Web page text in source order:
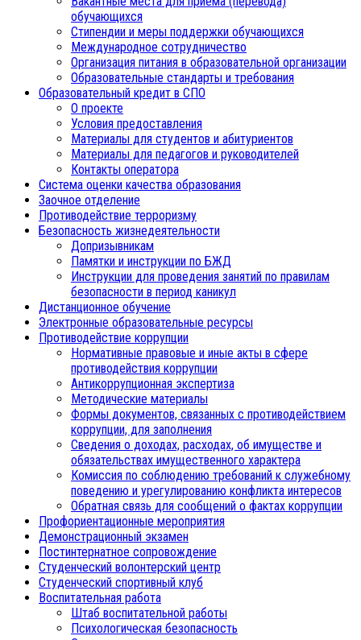
обучающихся
Стипендии и меры поддержки обучающихся
Международное сотрудничество
Организация питания в образовательной организации
Образовательные стандарты и требования
Образовательный кредит в СПО
О проекте
Условия предоставления
Материалы для студентов и абитуриентов
Материалы для педагогов и руководителей
Контакты оператора
Система оценки качества образования
Заочное отделение
Противодействие терроризму
Безопасность жизнедеятельности
Допризывникам
Памятки и инструкции по БЖД
Инструкции для проведения занятий по правилам
безопасности в период каникул
Дистанционное обучение
Электронные образовательные ресурсы
Противодействие коррупции
Нормативные правовые и иные акты в сфере
противодействия коррупции
Антикоррупционная экспертиза
Методические материалы
Формы документов, связанных с противодействием
коррупции, для заполнения
Сведения о доходах, расходах, об имуществе и
обязательствах имущественного характера
Комиссия по соблюдению требований к служебному
поведению и урегулированию конфликта интересов
Обратная связь для сообщений о фактах коррупции
Профориентационные мероприятия
Демонстрационный экзамен
Постинтернатное сопровождение
Студенческий волонтерский центр
Студенческий спортивный клуб
Воспитательная работа
Штаб воспитательной работы
Психологическая безопасность